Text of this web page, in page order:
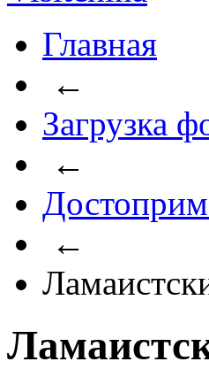
Главная
←
Загрузка
←
←